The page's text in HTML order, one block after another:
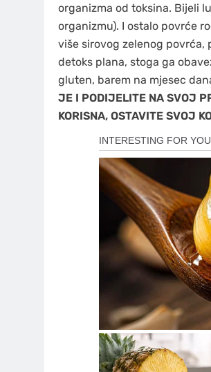
organizma od toksina. Bijeli
organizmu). I ostalo povrće
više sirovog zelenog povrća,
detoks plana, stoga ga
gluten, barem na mjesec
JE I PODIJELITE NA SVOJ
KORISNA, OSTAVITE SVOJ